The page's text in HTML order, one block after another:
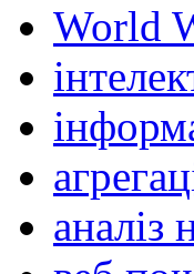
World
аналіз